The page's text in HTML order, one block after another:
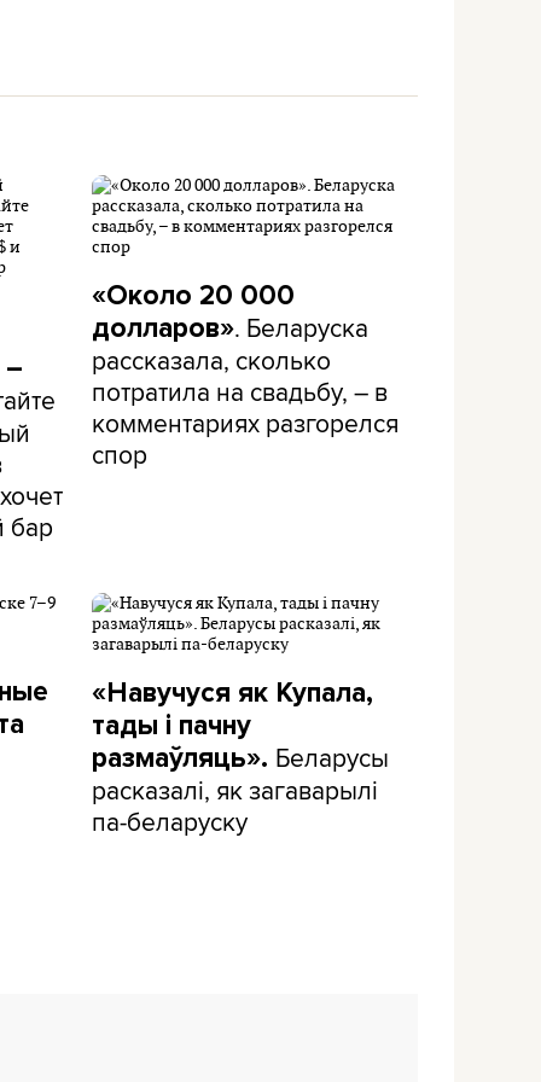
бар
«Около 20 000
долларов». Беларуска
рассказала, сколько
потратила на свадьбу, – в
комментариях разгорелся
спор
«Навучуся як Купала,
тады і пачну
размаўляць». Беларусы
расказалі, як загаварылі
па-беларуску